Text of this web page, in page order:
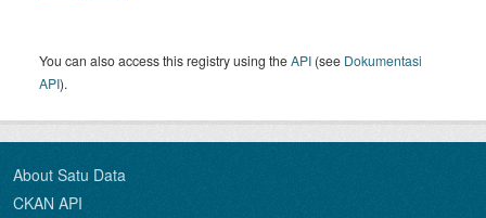
You can also access this registry using theAPI (see Dokumentasi
API).
About Satu Data
CKAN API